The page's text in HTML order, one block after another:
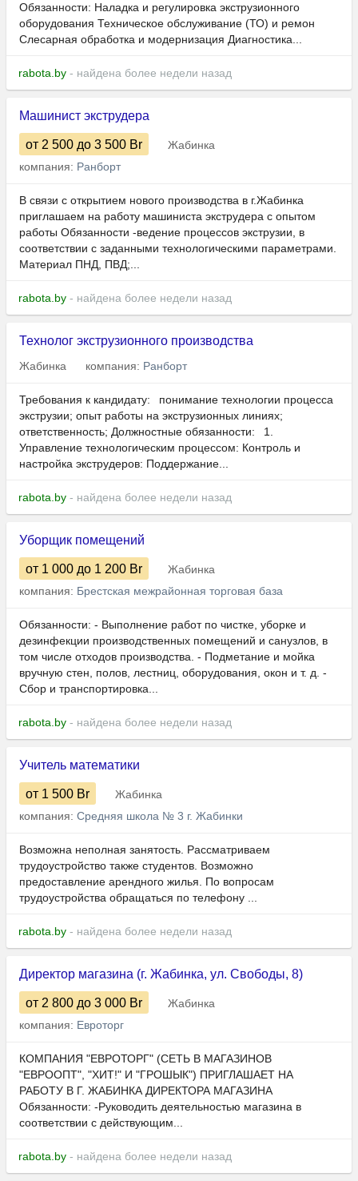
Обязанности: Наладка и регулировка экструзионного
оборудования Техническое обслуживание (ТО) и ремон
Слесарная обработка и модернизация Диагностика...
rabota.by - найдена более недели назад
Машинист экструдера
от 2 500 до 3 500 Br
Жабинка
компания: Ранборт
В связи с открытием нового производства в г.Жабинка
приглашаем на работу машиниста экструдера с опытом
работы Обязанности -ведение процессов экструзии, в
соответствии с заданными технологическими параметрами.
Материал ПНД, ПВД;...
rabota.by - найдена более недели назад
Технолог экструзионного производства
Жабинка компания: Ранборт
Требования к кандидату: понимание технологии процесса
экструзии; опыт работы на экструзионных линиях;
ответственность; Должностные обязанности: 1.
Управление технологическим процессом: Контроль и
настройка экструдеров: Поддержание...
rabota.by - найдена более недели назад
Уборщик помещений
от 1 000 до 1 200 Br
Жабинка
компания: Брестская межрайонная торговая база
Обязанности: - Выполнение работ по чистке, уборке и
дезинфекции производственных помещений и санузлов, в
том числе отходов производства. - Подметание и мойка
вручную стен, полов, лестниц, оборудования, окон и т. д. -
Сбор и транспортировка...
rabota.by - найдена более недели назад
Учитель математики
от 1 500 Br
Жабинка
компания: Средняя школа № 3 г. Жабинки
Возможна неполная занятость. Рассматриваем
трудоустройство также студентов. Возможно
предоставление арендного жилья. По вопросам
трудоустройства обращаться по телефону ...
rabota.by - найдена более недели назад
Директор магазина (г. Жабинка, ул. Свободы, 8)
от 2 800 до 3 000 Br
Жабинка
компания: Евроторг
КОМПАНИЯ "ЕВРОТОРГ" (СЕТЬ В МАГАЗИНОВ
"ЕВРООПТ", "ХИТ!" И "ГРОШЫК") ПРИГЛАШАЕТ НА
РАБОТУ В Г. ЖАБИНКА ДИРЕКТОРА МАГАЗИНА
Обязанности: -Руководить деятельностью магазина в
соответствии с действующим...
rabota.by - найдена более недели назад